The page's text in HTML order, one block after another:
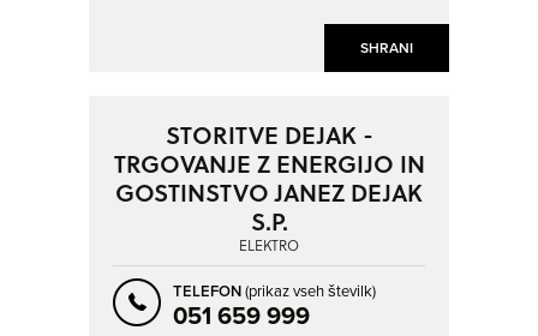
SHRANI
STORITVE DEJAK -
TRGOVANJE Z ENERGIJO IN
GOSTINSTVO JANEZ DEJAK
S.P.
ELEKTRO
TELEFON(prikaz vseh številk)
051 659 999